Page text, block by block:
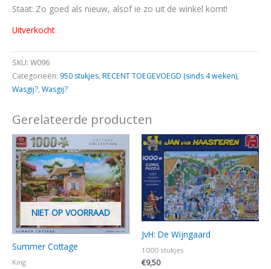
Staat: Zo goed als nieuw, alsof ie zo uit de winkel komt!
Uitverkocht
SKU: W096
Categorieën: 950 stukjes, RECENT TOEGEVOEGD (sinds 4 weken),
Wasgij?, Wasgij?
Gerelateerde producten
NIET OP VOORRAAD
Summer Cottage
King
JvH: De Wijngaard
1000 stukjes
€9,50